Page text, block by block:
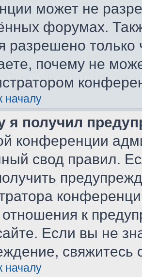
может не
форумах.
разрешено
почему не
началу
я получил
конференции
свод правил.
отношения к
Если вы не
началу